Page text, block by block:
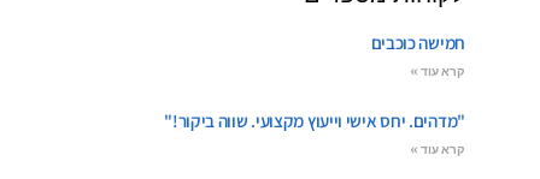
חמישה כוכבים
קרא עוד »
"מדהים. יחס אישי וייעוץ מקצועי. שווה ביקור!"
קרא עוד »